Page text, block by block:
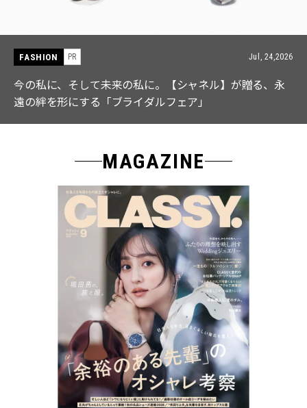
FASHION PR Jul, 24,2026
今の私に、そして未来の私に。【シャネル】が贈る、永
遠の絆を形にする「ブライダルフェア」
MAGAZINE